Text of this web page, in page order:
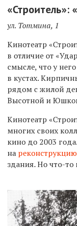
«Строитель»:
ул. Тотмина, 1
Кинотеатр
в отличие от
смысле, что у
в кустах.
рядом с жилой
Высотной и
Кинотеатр
многих своих
кино до 2003
на реконструкцию
здания. Но что-то